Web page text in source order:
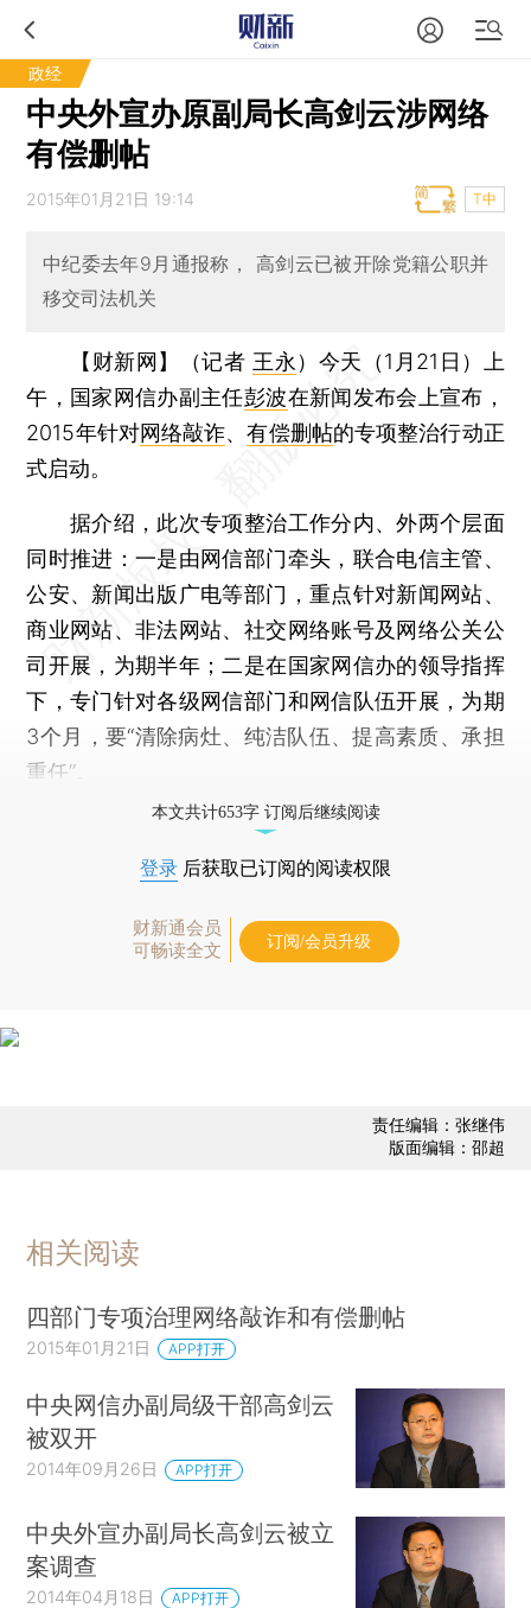
政经
中央外宣办原副局长高剑云涉网络
有偿删帖
2015年01月21日 19:14 T中
中纪委去年9月通报称， 高剑云已被开除党籍公职并
移交司法机关
【财新网】（记者 王永 ） 今天（1月21日）上
午，国家网信办副主任彭波在新闻发布会上宣布，
2015年针对网络敲诈、有偿删帖的专项整治行动正
式启动。
据介绍，此次专项整治工作分内、外两个层面
同时推进：一是由网信部门牵头，联合电信主管、
公安、新闻出版广电等部门，重点针对新闻网站、
商业网站、非法网站、社交网络账号及网络公关公
司开展，为期半年；二是在国家网信办的领导指挥
下，专门针对各级网信部门和网信队伍开展，为期
3个月，要“清除病灶、纯洁队伍、提高素质、承担
重任”。
本文共计653字 订阅后继续阅读
登录 后获取已订阅的阅读权限
财新通会员
可畅读全文
订阅/会员升级
责任编辑：张继伟
版面编辑：邵超
相关阅读
四部门专项治理网络敲诈和有偿删帖
2015年01月21日 APP打开
中央网信办副局级干部高剑云
被双开
2014年09月26日 APP打开
中央外宣办副局长高剑云被立
案调查
2014年04月18日 APP打开